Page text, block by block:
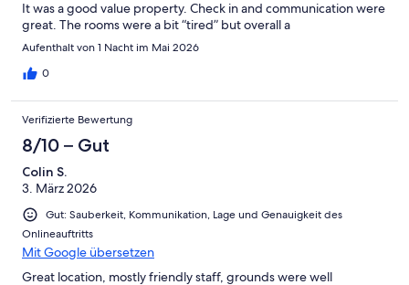
It was a good value property. Check in and communication were
great. The rooms were a bit “tired” but overall a
Aufenthalt von 1 Nacht im Mai 2026
0
Verifizierte Bewertung
8/10 – Gut
Colin S.
3. März 2026
Gut: Sauberkeit, Kommunikation, Lage und Genauigkeit des
Onlineauftritts
Mit Google übersetzen
Great location, mostly friendly staff, grounds were well